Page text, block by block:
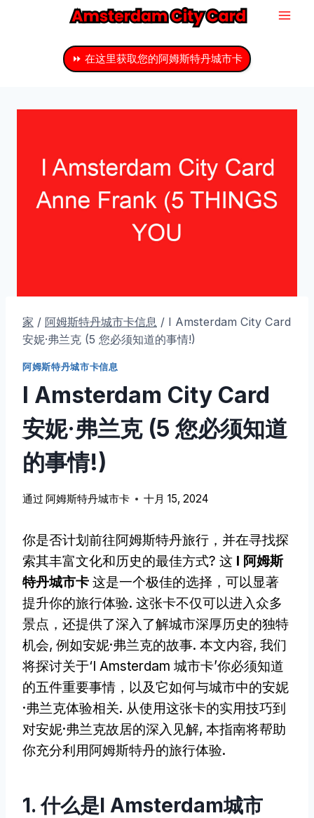
⏩ 在这里获取您的阿姆斯特丹城市卡
家 / 阿姆斯特丹城市卡信息 / I Amsterdam City Card
安妮·弗兰克 (5 您必须知道的事情!)
阿姆斯特丹城市卡信息
I Amsterdam City Card
安妮·弗兰克 (5 您必须知道
的事情!)
通过 阿姆斯特丹城市卡 十月 15, 2024
你是否计划前往阿姆斯特丹旅行，并在寻找探
索其丰富文化和历史的最佳方式? 这 I 阿姆斯
特丹城市卡 这是一个极佳的选择，可以显著
提升你的旅行体验. 这张卡不仅可以进入众多
景点，还提供了深入了解城市深厚历史的独特
机会, 例如安妮·弗兰克的故事. 本文内容, 我们
将探讨关于‘I Amsterdam 城市卡’你必须知道
的五件重要事情，以及它如何与城市中的安妮
·弗兰克体验相关. 从使用这张卡的实用技巧到
对安妮·弗兰克故居的深入见解, 本指南将帮助
你充分利用阿姆斯特丹的旅行体验.
1. 什么是I Amsterdam城市